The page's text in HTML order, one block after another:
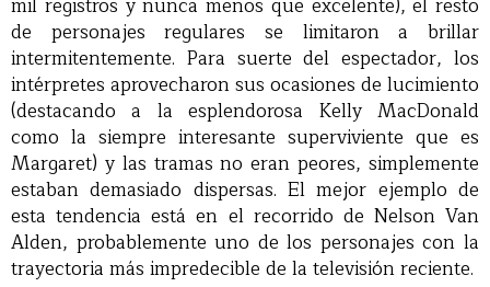
de personajes regulares se limitaron a brillar
intermitentemente. Para suerte del espectador, los
intérpretes aprovecharon sus ocasiones de lucimiento
(destacando a la esplendorosa Kelly MacDonald
como la siempre interesante superviviente que es
Margaret) y las tramas no eran peores, simplemente
estaban demasiado dispersas. El mejor ejemplo de
esta tendencia está en el recorrido de Nelson Van
Alden, probablemente uno de los personajes con la
trayectoria más impredecible de la televisión reciente.